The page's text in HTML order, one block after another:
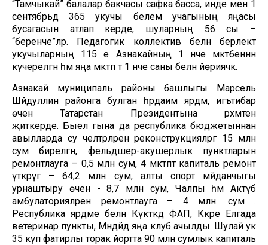
“Тамчыкай” балалар бакчасы сафка басса, инде менә 1
сентябрьдә 365 укучы белем учагының яңасы
бусагасын атлап керде, шуларның 56 сы –
“беренче”ләр. Педагогик коллектив белән берлектә
укучыларның 115 е Азнакайның 1 нче мәктәбеннән
күчерелгән һәм яңа мәктәп тә 1 нче саны белән йөриячәк.
Азнакай муниципаль районы башлыгы Марсель
Шәйдуллин районга булган һәрдаим ярдәм, игътибар
өчен Татарстан Президентына рәхмәтен
җиткерде. Быел гына да республика бюджетыннан
авылларда су челтәрләрен реконструкцияләргә 15 млн
сум бирелгән, фельдшер-акушерлык пунктларын
ремонтлауга – 0,5 млн сум, 4 мәктәптә капиталь ремонт
үткәрүгә – 64,2 млн сум, алты спорт мәйданчыгы
урнаштыру өчен - 8,7 млн сум, Чалпы һәм Актүбә
амбулаторияләрен ремонтлауга – 4 млн. сум .
Республика ярдәме белән Күктәкәдә ФАП, Кәкре Елгада
ветеринар пункты, Мәндәйдә яңа клуб ачылды. Шулай ук
35 күп фатирлы торак йортта 90 млн сумлык капиталь